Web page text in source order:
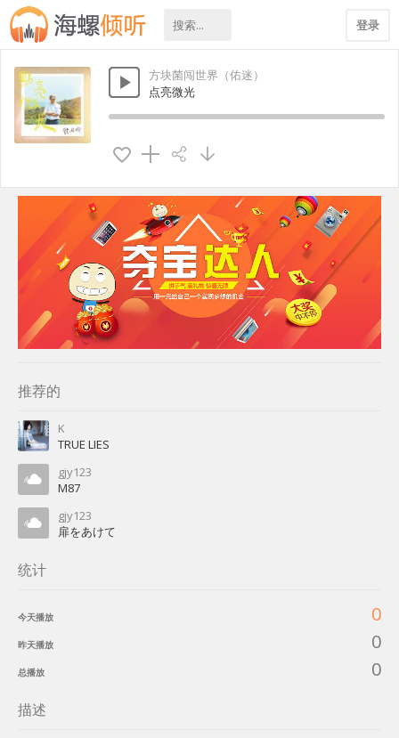
登录
方块菌闯世界（佑迷）
点亮微光
推荐的
K
TRUE LIES
gjy123
M87
gjy123
扉をあけて
统计
今天播放 0
昨天播放 0
总播放 0
描述